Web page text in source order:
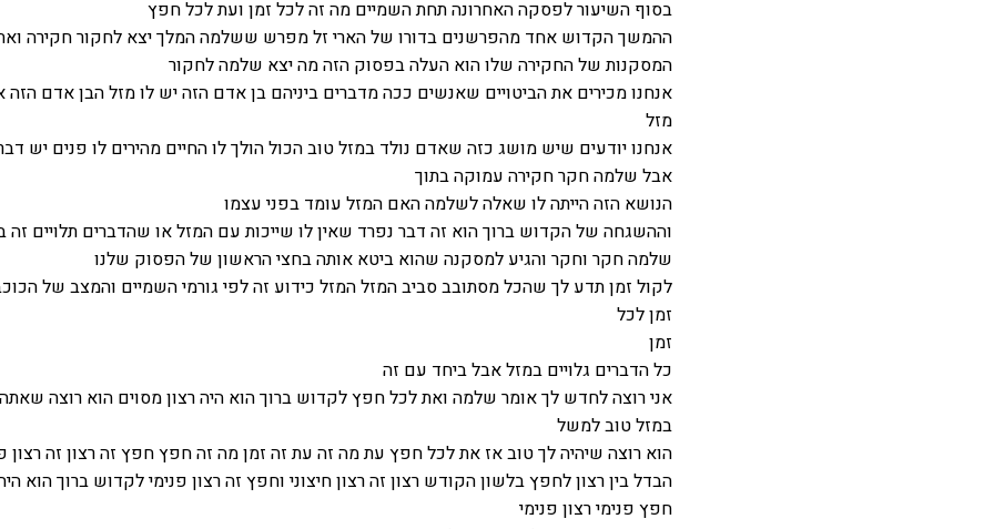
בסוף השיעור לפסקה האחרונה תחת השמיים מה זה לכל זמן ועת לכל חפץ
ההמשך הקדוש אחד מהפרשנים בדורו של הארי זל מפרש ששלמה המלך יצא לחקור חקירה
המסקנות של החקירה שלו הוא העלה בפסוק הזה מה יצא שלמה לחקור
אנחנו מכירים את הביטויים שאנשים ככה מדברים ביניהם בן אדם הזה יש לו מזל הבן אדם הזה
מזל
אנחנו יודעים שיש מושג כזה שאדם נולד במזל טוב הכול הולך לו החיים מהירים לו פנים יש
אבל שלמה חקר חקירה עמוקה בתוך
הנושא הזה הייתה לו שאלה לשלמה האם המזל עומד בפני עצמו
וההשגחה של הקדוש ברוך הוא זה דבר נפרד שאין לו שייכות עם המזל או שהדברים תלויים זה
שלמה חקר וחקר והגיע למסקנה שהוא ביטא אותה בחצי הראשון של הפסוק שלנו
לקול זמן תדע לך שהכל מסתובב סביב המזל המזל כידוע זה לפי גורמי השמיים והמצב של
זמן לכל
זמן
כל הדברים גלויים במזל אבל ביחד עם זה
אני רוצה לחדש לך אומר שלמה ואת לכל חפץ לקדוש ברוך הוא היה רצון מסוים הוא רוצה שאתה
במזל טוב למשל
הוא רוצה שיהיה לך טוב אז את לכל חפץ עת מה זה עת זה זמן מה זה חפץ חפץ זה רצון זה רצון
הבדל בין רצון לחפץ בלשון הקודש רצון זה רצון חיצוני וחפץ זה רצון פנימי לקדוש ברוך הוא
חפץ פנימי רצון פנימי